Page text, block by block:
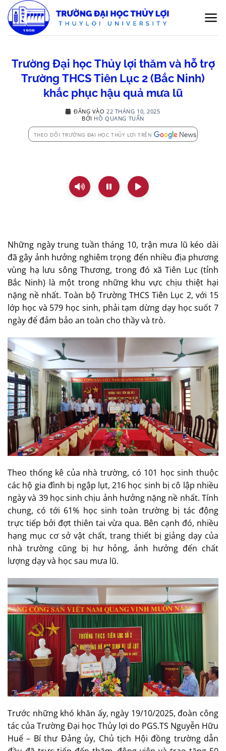
qua
nội
Trường Đại học Thủy lợi thăm và hỗ trợ
Trường THCS Tiên Lục 2 (Bắc Ninh)
khắc phục hậu quả mưa lũ
ĐĂNG VÀO 22 THÁNG 10, 2025
BỞI HỒ QUANG TUẤN
THEO DÕI TRƯỜNG ĐẠI HỌC THỦY LỢI TRÊN
Những ngày trung tuần tháng 10, trận mưa lũ kéo dài
đã gây ảnh hưởng nghiêm trọng đến nhiều địa phương
vùng hạ lưu sông Thương, trong đó xã Tiên Lục (tỉnh
Bắc Ninh) là một trong những khu vực chịu thiệt hại
nặng nề nhất. Toàn bộ Trường THCS Tiên Lục 2, với 15
lớp học và 579 học sinh, phải tạm dừng dạy học suốt 7
ngày để đảm bảo an toàn cho thầy và trò.
Theo thống kê của nhà trường, có 101 học sinh thuộc
các hộ gia đình bị ngập lụt, 216 học sinh bị cô lập nhiều
ngày và 39 học sinh chịu ảnh hưởng nặng nề nhất. Tính
chung, có tới 61% học sinh toàn trường bị tác động
trực tiếp bởi đợt thiên tai vừa qua. Bên cạnh đó, nhiều
hạng mục cơ sở vật chất, trang thiết bị giảng dạy của
nhà trường cũng bị hư hỏng, ảnh hưởng đến chất
lượng dạy và học sau mưa lũ.
Trước những khó khăn ấy, ngày 19/10/2025, đoàn công
tác của Trường Đại học Thủy lợi do PGS.TS Nguyễn Hữu
Huế – Bí thư Đảng ủy, Chủ tịch Hội đồng trường dẫn